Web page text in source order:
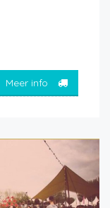
Meer info